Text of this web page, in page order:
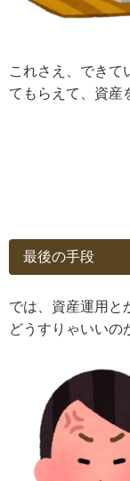
これさえ、できて
てもらえて、資産
最後の手段
では、資産運用と
どうすりゃいいの